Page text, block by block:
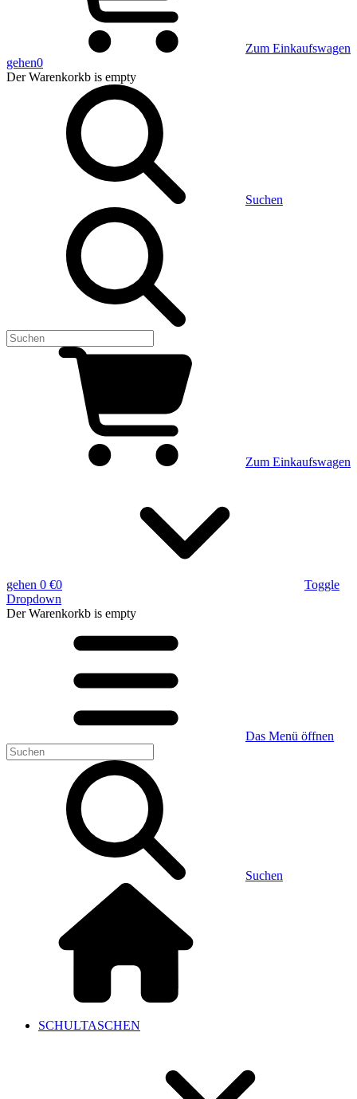
Zum Einkaufswagen
gehen0
Der Warenkorkb is empty
Suchen
Zum Einkaufswagen
gehen 0 €0
Toggle
Dropdown
Der Warenkorkb is empty
Das Menü öffnen
Suchen
SCHULTASCHEN